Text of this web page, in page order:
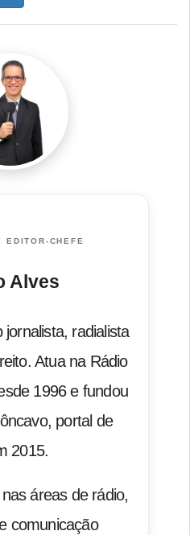
EDITOR-CHEFE
Alves
jornalista, radialista
Atua na Rádio
1996 e fundou
portal de
2015.
áreas de rádio,
comunicação